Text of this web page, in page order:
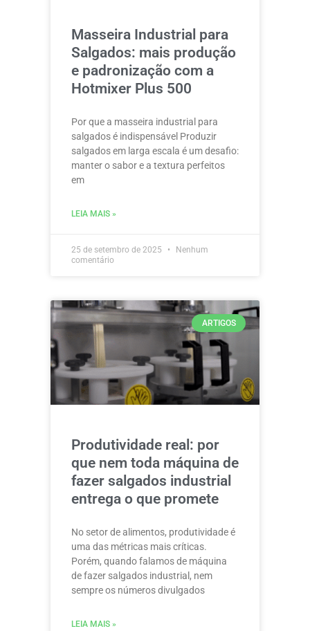
Masseira Industrial para
Salgados: mais produção
e padronização com a
Hotmixer Plus 500
Por que a masseira industrial para
salgados é indispensável Produzir
salgados em larga escala é um desafio:
manter o sabor e a textura perfeitos
em
LEIA MAIS »
25 de setembro de 2025
Nenhum
comentário
ARTIGOS
Produtividade real: por
que nem toda máquina de
fazer salgados industrial
entrega o que promete
No setor de alimentos, produtividade é
uma das métricas mais críticas.
Porém, quando falamos de máquina
de fazer salgados industrial, nem
sempre os números divulgados
LEIA MAIS »